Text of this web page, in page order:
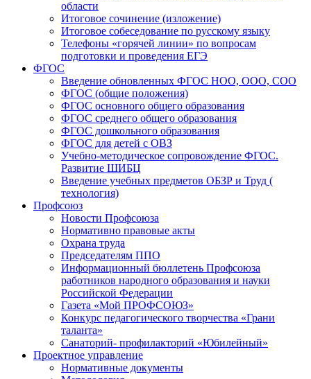
области
Итоговое сочинение (изложение)
Итоговое собеседование по русскому языку
Телефоны «горячей линии» по вопросам
подготовки и проведения ЕГЭ
ФГОС
Введение обновленных ФГОС НОО, ООО, СОО
ФГОС (общие положения)
ФГОС основного общего образования
ФГОС среднего общего образования
ФГОС дошкольного образования
ФГОС для детей с ОВЗ
Учебно-методическое сопровождение ФГОС.
Развитие ШИБЦ
Введение учебных предметов ОБЗР и Труд (
технология)
Профсоюз
Новости Профсоюза
Нормативно правовые акты
Охрана труда
Председателям ППО
Информационный бюллетень Профсоюза
работников народного образования и науки
Российской Федерации
Газета «Мой ПРОФСОЮЗ»
Конкурс педагогического творчества «Грани
таланта»
Санаторий- профилакторий «Юбилейный»
Проектное управление
Нормативные документы